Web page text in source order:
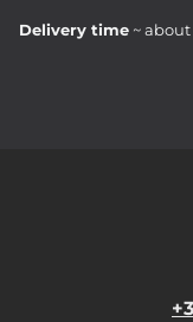
Delivery time ~ about